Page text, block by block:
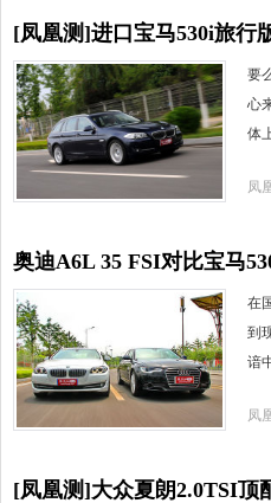
[凤凰测]进口宝马530i旅行
要
心
体
凤
奥迪A6L 35 FSI对比宝马
在
到
谙
凤
[凤凰测]大众夏朗2.0TSI顶